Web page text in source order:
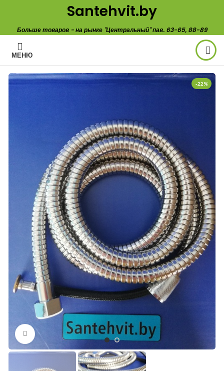
Santehvit.by
Больше товаров - на рынке "Центральный" пав. 63-65, 88-89
МЕНЮ
-22%
Нажмите, чтобы увеличить